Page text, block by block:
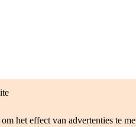
het effect van advertenties te